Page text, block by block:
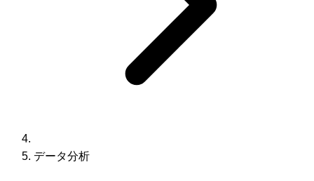
データ分析